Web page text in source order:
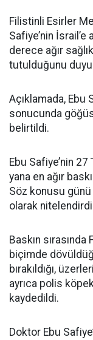
Filistinli Esirler
Safiye’nin
derece ağır
tutulduğunu
Açıklamada, Ebu
sonucunda
belirtildi.
Ebu Safiye’nin
yana en ağır
Söz konusu
olarak
Baskın
biçimde
bırakıldığı,
ayrıca polis
kaydedildi.
Doktor Ebu